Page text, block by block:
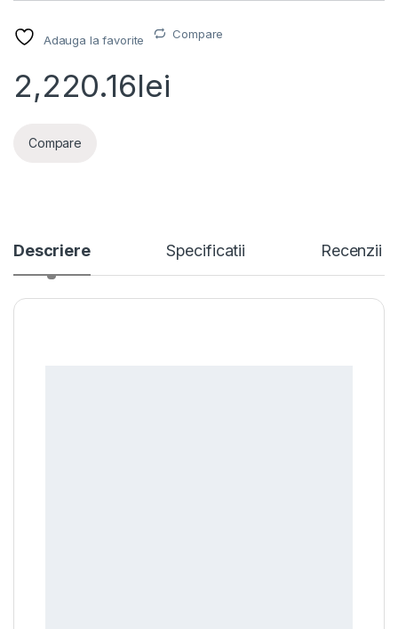
Adauga la favorite Compare
2,220.16lei
Compare
Descriere Specificatii Recenzii